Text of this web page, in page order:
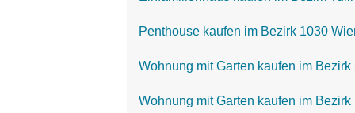
Penthouse kaufen im Bezirk 1030
Wohnung mit Garten kaufen im
Wohnung mit Garten kaufen im